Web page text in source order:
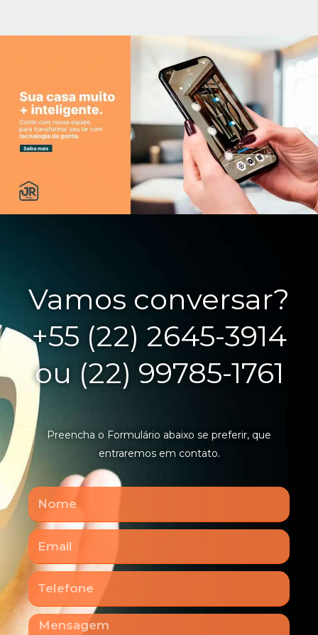
Vamos conversar?
+55 (22) 2645-3914
ou (22) 99785-1761
Preencha o Formulário abaixo se preferir, que
entraremos em contato.
Nome
Email
Telefone
Mensagem